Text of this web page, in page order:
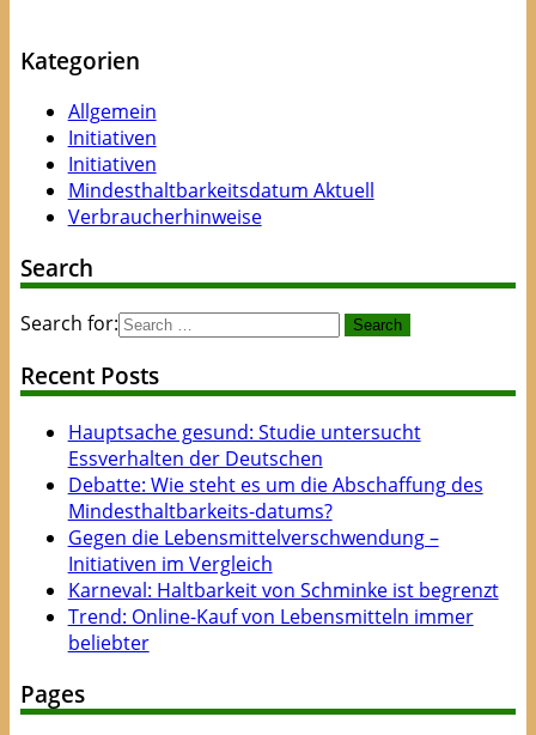
Kategorien
Allgemein
Initiativen
Initiativen
Mindesthaltbarkeitsdatum Aktuell
Verbraucherhinweise
Search
Search for:
Recent Posts
Hauptsache gesund: Studie untersucht
Essverhalten der Deutschen
Debatte: Wie steht es um die Abschaffung des
Mindesthaltbarkeits-datums?
Gegen die Lebensmittelverschwendung –
Initiativen im Vergleich
Karneval: Haltbarkeit von Schminke ist begrenzt
Trend: Online-Kauf von Lebensmitteln immer
beliebter
Pages